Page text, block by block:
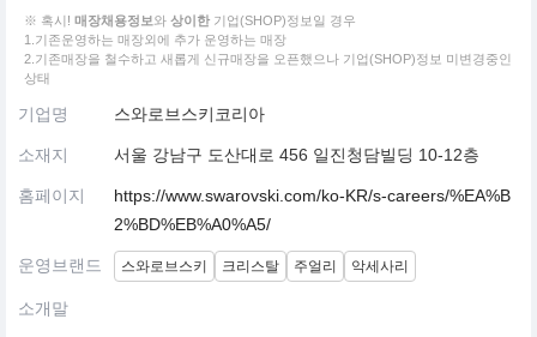
※ 혹시! 매장채용정보와 상이한 기업(SHOP)정보일 경우
1.기존운영하는 매장외에 추가 운영하는 매장
2.기존매장을 철수하고 새롭게 신규매장을 오픈했으나 기업(SHOP)정보 미변경중인
상태
기업명 스와로브스키코리아
소재지 서울 강남구 도산대로 456 일진청담빌딩 10-12층
홈페이지
https://www.swarovski.com/ko-KR/s-careers/%EA%B
2%BD%EB%A0%A5/
운영브랜드 스와로브스키 크리스탈 주얼리 악세사리
소개말